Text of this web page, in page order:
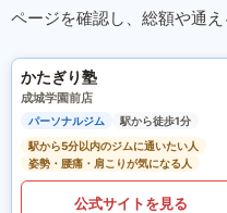
ページを確認し、総額や通え
かたぎり塾
成城学園前店
パーソナルジム
駅から徒歩1分
駅から5分以内のジムに通いたい人
姿勢・腰痛・肩こりが気になる人
公式サイトを見る